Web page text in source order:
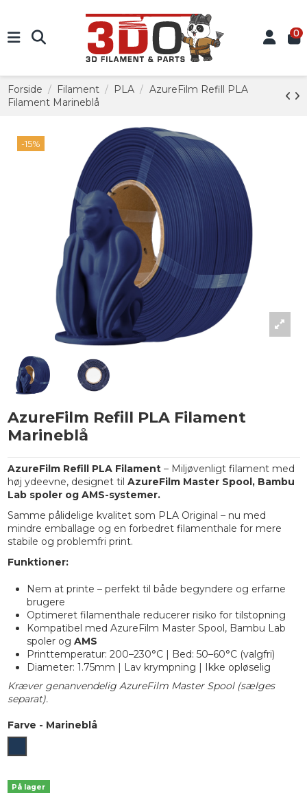
0
Forside Filament PLA
AzureFilm Refill PLA
Filament Marineblå
-15%
AzureFilm Refill PLA Filament
Marineblå
AzureFilm Refill PLA Filament– Miljøvenligt filament med
høj ydeevne, designet til AzureFilm Master Spool, Bambu
Lab spoler og AMS-systemer.
Samme pålidelige kvalitet som PLA Original – nu med
mindre emballage og en forbedret filamenthale for mere
stabile og problemfri print.
Funktioner:
Nem at printe – perfekt til både begyndere og erfarne
brugere
Optimeret filamenthale reducerer risiko for tilstopning
Kompatibel med AzureFilm Master Spool, Bambu Lab
spoler og AMS
Printtemperatur: 200–230°C | Bed: 50–60°C (valgfri)
Diameter: 1.75mm | Lav krympning | Ikke opløselig
Kræver genanvendelig AzureFilm Master Spool (sælges
separat).
Farve - Marineblå
På lager